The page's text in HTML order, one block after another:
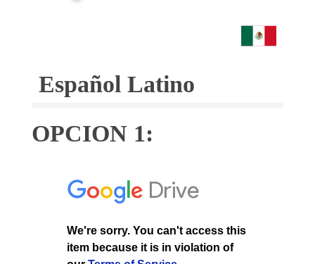
Español Latino
OPCION 1: